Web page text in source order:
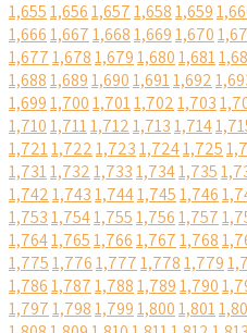
1,6551,6561,6571,6581,659
1,6661,6671,6681,6691,670
1,6771,6781,6791,6801,681
1,6881,6891,6901,6911,692
1,6991,7001,7011,7021,703
1,7101,7111,7121,7131,714
1,7211,7221,7231,7241,725
1,7311,7321,7331,7341,735
1,7421,7431,7441,7451,746
1,7531,7541,7551,7561,757
1,7641,7651,7661,7671,768
1,7751,7761,7771,7781,779
1,7861,7871,7881,7891,790
1,7971,7981,7991,8001,801